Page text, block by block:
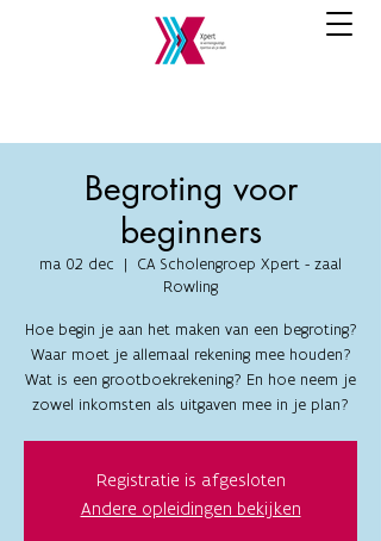
Begroting voor
beginners
ma 02 dec
  |
CA Scholengroep Xpert - zaal
Rowling
Hoe begin je aan het maken van een begroting?
Waar moet je allemaal rekening mee houden?
Wat is een grootboekrekening? En hoe neem je
zowel inkomsten als uitgaven mee in je plan?
Registratie is afgesloten
Andere opleidingen bekijken